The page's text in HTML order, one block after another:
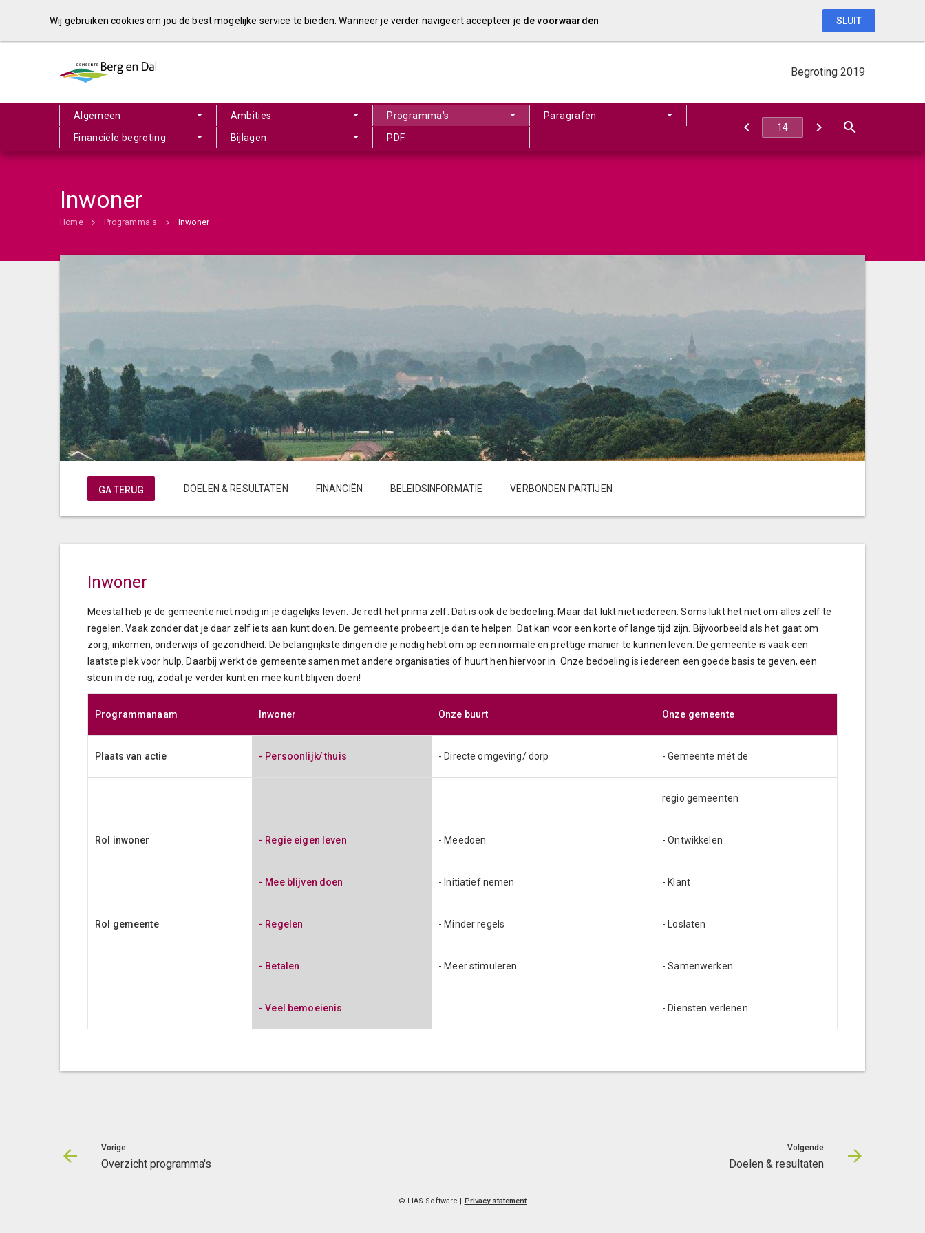
Begroting 2019
Algemeen Ambities Programma's
Paragrafen
Financiële begroting
Bijlagen PDF
Inwoner
Home Programma's Inwoner
Inwoner
Meestal heb je de gemeente niet nodig in je dagelijks leven. Je redt het prima zelf. Dat is ook de bedoeling. Maar dat lukt niet iedereen. Soms lukt het niet om alles zelf te
regelen. Vaak zonder dat je daar zelf iets aan kunt doen. De gemeente probeert je dan te helpen. Dat kan voor een korte of lange tijd zijn. Bijvoorbeeld als het gaat om
zorg, inkomen, onderwijs of gezondheid. De belangrijkste dingen die je nodig hebt om op een normale en prettige manier te kunnen leven. De gemeente is vaak een
laatste plek voor hulp. Daarbij werkt de gemeente samen met andere organisaties of huurt hen hiervoor in. Onze bedoeling is iedereen een goede basis te geven, een
steun in de rug, zodat je verder kunt en mee kunt blijven doen!
Programmanaam Inwoner Onze buurt Onze gemeente
Programmanaam Inwoner Onze buurt Onze gemeente
Plaats van actie - Persoonlijk/ thuis - Directe omgeving/ dorp - Gemeente mét de
regio gemeenten
Rol inwoner - Regie eigen leven - Meedoen - Ontwikkelen
- Mee blijven doen - Initiatief nemen - Klant
Rol gemeente - Regelen - Minder regels - Loslaten
- Betalen - Meer stimuleren - Samenwerken
- Veel bemoeienis - Diensten verlenen
DOELEN & RESULTATEN FINANCIËN BELEIDSINFORMATIE VERBONDEN PARTIJEN
Vorige
Overzicht programma's
Volgende
Doelen & resultaten
© LIAS Software | Privacy statement
Wij gebruiken cookies om jou de best mogelijke service te bieden. Wanneer je verder navigeert accepteer je de voorwaarden SLUIT